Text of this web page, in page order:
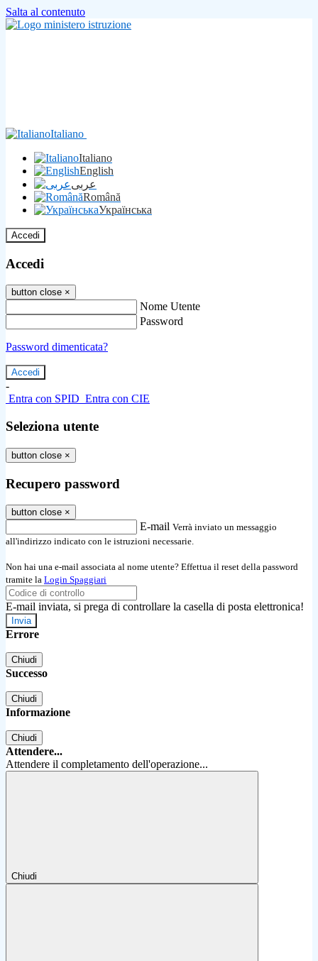
Salta al contenuto
Italiano
Italiano
English
عربى
Română
Українська
Accedi
Accedi
button close ×
Nome Utente
Password
Password dimenticata?
-
Entra con SPID Entra con CIE
Seleziona utente
button close ×
Recupero password
button close ×
E-mail Verrà inviato un messaggio
all'indirizzo indicato con le istruzioni necessarie.
Non hai una e-mail associata al nome utente? Effettua il reset della password
tramite la Login Spaggiari
E-mail inviata, si prega di controllare la casella di posta elettronica!
Errore
Chiudi
Successo
Chiudi
Informazione
Chiudi
Attendere...
Attendere il completamento dell'operazione...
Chiudi